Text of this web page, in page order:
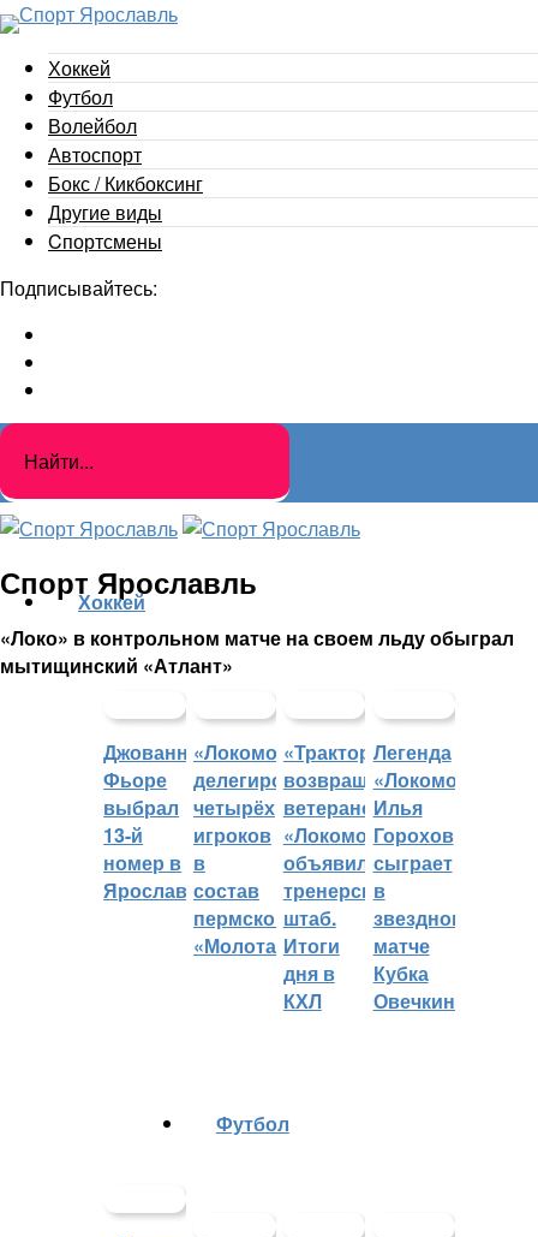
Хоккей
Футбол
Волейбол
Автоспорт
Бокс / Кикбоксинг
Другие виды
Cпортсмены
Подписывайтесь:
Спорт Ярославль
«Локо» в контрольном матче на своем льду обыграл
мытищинский «Атлант»
Хоккей
Джованни
Фьоре
выбрал
13-й
номер в
Ярославле
«Локомотив»
делегировал
четырёх
игроков
в
состав
пермского
«Молота»
«Трактор»
возвращает
ветеранов,
«Локомотив»
объявил
тренерский
штаб.
Итоги
дня в
КХЛ
Легенда
«Локомотива»
Илья
Горохов
сыграет
в
звездном
матче
Кубка
Овечкина
Футбол